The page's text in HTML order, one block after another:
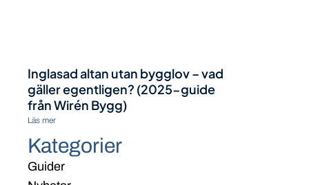
Inglasad altan utan bygglov – vad
gäller egentligen? (2025-guide
från Wirén Bygg)
Läs mer
Kategorier
Guider